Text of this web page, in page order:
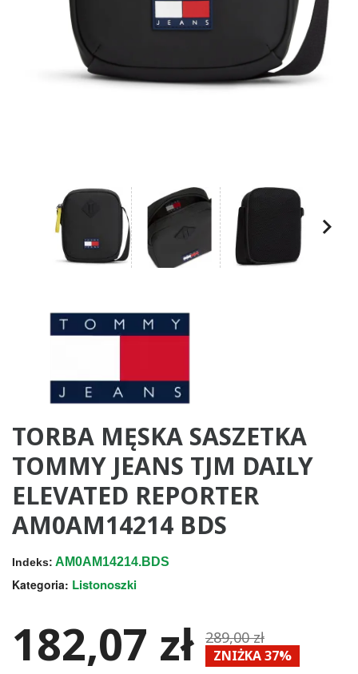
TORBA MĘSKA SASZETKA
TOMMY JEANS TJM DAILY
ELEVATED REPORTER
AM0AM14214 BDS
Indeks: AM0AM14214.BDS
Kategoria: Listonoszki
182,07 zł 289,00 zł
ZNIŻKA 37%